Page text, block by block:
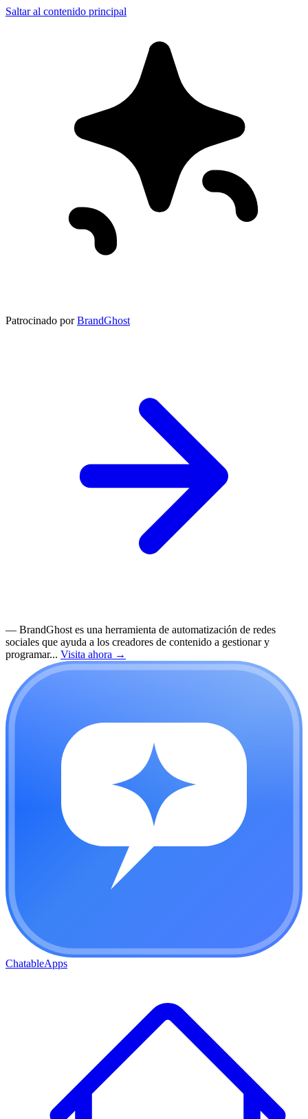
Saltar al contenido principal
Patrocinado por BrandGhost
— BrandGhost es una herramienta de automatización de redes
sociales que ayuda a los creadores de contenido a gestionar y
programar... Visita ahora →
ChatableApps